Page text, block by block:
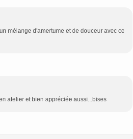
mélange d'amertume et de douceur avec ce
atelier et bien appréciée aussi...bises